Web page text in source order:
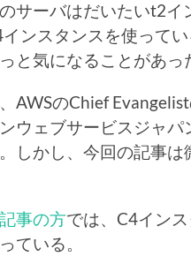
サーバはだいたいt2イ
ンスタンスを使って
と気になることがあっ
AWSのChief
ウェブサービスジャ
しかし、今回の記事
事の方では、C4イン
ている。